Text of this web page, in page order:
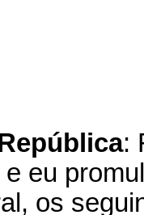
:
eu
os